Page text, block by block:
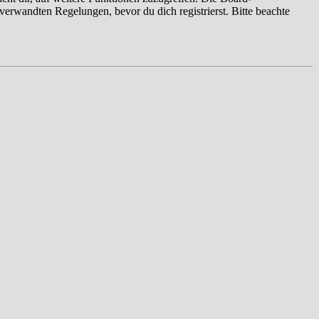
Regelungen, bevor du dich registrierst. Bitte beachte